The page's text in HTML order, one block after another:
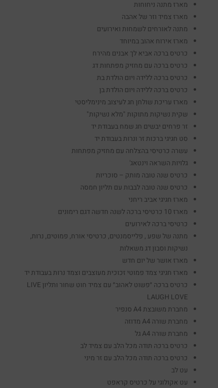
מארז מתנה ניחוחות
מארז צמיד וזר של אהבה
מתנה לאורחים לשמחות ואירועים
מארז אירוח אהוב במיוחד
כרטיס ברכה אביא לך אבנים מהירח
כרטיס ברכה עם מחזיק מפתחות דג
כרטיס ברכה ללידה ויום הולדת בת
כרטיס ברכה ללידה ויום הולדת בן
מארז עריכת שולחן חג לעיצוב מינימליסטי
שקית נשיקות מתוקות "מלא נשיקות"
זר פרחים יבשים חג שמח בעבודת יד
סט חגיגי ברכות זר ונרות בעבודת יד
עשרה כרטיסי בהצלחה עם מחזיק מפתחות
גלויות השראה וינטאג'
כרטיס שנה טובה מותק – סוכריות
כרטיס שנה טובה לבבות עם תליון חמסה
מארז חגיגי אביב ריחני
מארז 10 כרטיסי ברכה לשנה חדשה דגם רימונים
כרטיסי ברכה לאירועים
מתנה של שפע , פלייסמנטים, כרטיסי אורח, פמוטים, נרות,
נשיקות וסבון דג משאלות
מארז אושר של יום חדש
מארז חגיגי צמד פמוטי זכוכית מעוצבים וצמד נרות בעבודת יד
כרטיס ברכה ״פשוט לאהוב״ עם צמיד חוט שחור ותליון LIVE
LAUGH LOVE
מחברת משובצת A4 סנפיר
מחברת שורה A4 מדוזה
מחברת שורה A4 גל
כרטיס ברכה תודה מכל הלב עם צמיד לב
כרטיס ברכה תודה מכל הלב עם זר מיני
עט לב
עט אקולוגי על כרטיס קראפט